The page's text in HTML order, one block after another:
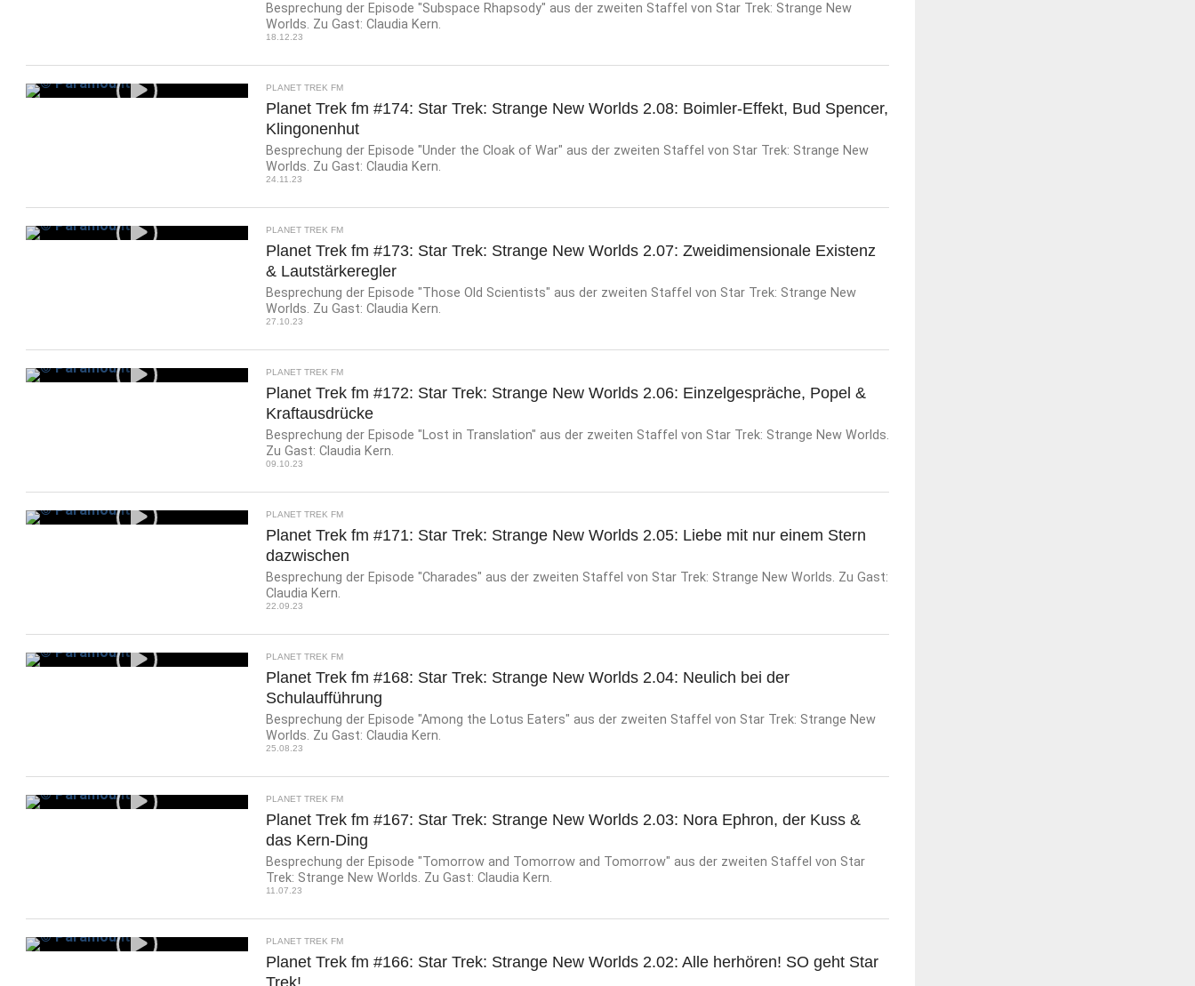
Besprechung der Episode "Subspace Rhapsody" aus der zweiten Staffel von Star Trek: Strange New
Worlds. Zu Gast: Claudia Kern.
18.12.23
PLANET TREK FM
Planet Trek fm #174: Star Trek: Strange New Worlds 2.08: Boimler-Effekt, Bud Spencer,
Klingonenhut
Besprechung der Episode "Under the Cloak of War" aus der zweiten Staffel von Star Trek: Strange New
Worlds. Zu Gast: Claudia Kern.
24.11.23
PLANET TREK FM
Planet Trek fm #173: Star Trek: Strange New Worlds 2.07: Zweidimensionale Existenz
& Lautstärkeregler
Besprechung der Episode "Those Old Scientists" aus der zweiten Staffel von Star Trek: Strange New
Worlds. Zu Gast: Claudia Kern.
27.10.23
PLANET TREK FM
Planet Trek fm #172: Star Trek: Strange New Worlds 2.06: Einzelgespräche, Popel &
Kraftausdrücke
Besprechung der Episode "Lost in Translation" aus der zweiten Staffel von Star Trek: Strange New Worlds.
Zu Gast: Claudia Kern.
09.10.23
PLANET TREK FM
Planet Trek fm #171: Star Trek: Strange New Worlds 2.05: Liebe mit nur einem Stern
dazwischen
Besprechung der Episode "Charades" aus der zweiten Staffel von Star Trek: Strange New Worlds. Zu Gast:
Claudia Kern.
22.09.23
PLANET TREK FM
Planet Trek fm #168: Star Trek: Strange New Worlds 2.04: Neulich bei der
Schulaufführung
Besprechung der Episode "Among the Lotus Eaters" aus der zweiten Staffel von Star Trek: Strange New
Worlds. Zu Gast: Claudia Kern.
25.08.23
PLANET TREK FM
Planet Trek fm #167: Star Trek: Strange New Worlds 2.03: Nora Ephron, der Kuss &
das Kern-Ding
Besprechung der Episode "Tomorrow and Tomorrow and Tomorrow" aus der zweiten Staffel von Star
Trek: Strange New Worlds. Zu Gast: Claudia Kern.
11.07.23
PLANET TREK FM
Planet Trek fm #166: Star Trek: Strange New Worlds 2.02: Alle herhören! SO geht Star
Trek!